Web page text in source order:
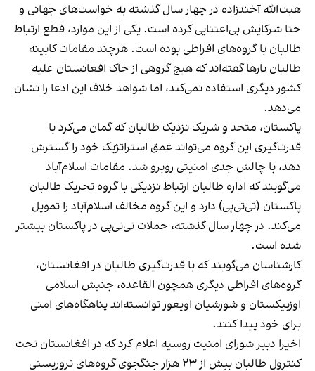
هبت‌الله آخندزاده در چهار سال گذشته به خواست‌های جهانی و
حتا شرکایش بی‌اعتنایی کرده است. یکی از این موارد، قطع ارتباط
طالبان با گروه‌های افراطی بوده است. هرچند مقامات کابینه
طالبان بارها گفته‌اند که هیچ گروهی از خاک افغانستان علیه
کشور دیگری استفاده نمی‌کند، اما شواهد خلاف این ادعا را نشان
می‌دهد.
پاکستان، متحد و شریک نزدیک طالبان که گمان می‌کرد با
قدرت‌گیری این گروه می‌تواند عمق استراتژیک خود را گسترش
دهد، با چالش جدی امنیتی روبرو شد. مقامات اسلام‌آباد
می‌گویند که اداره طالبان ارتباط نزدیکی با گروه تحریک طالبان
پاکستان (تی‌تی‌پی) دارد و این گروه مخالف اسلا‌م‌آباد را تمویل
می‌کند. در چهار سال گذشته، حملات تی‌تی‌پی در پاکستان بیشتر
شده است.
کارشناسان می‌گویند که با قدرت‌گیری طالبان در افغانستان،
گروه‌های افراطی دیگری همچون القاعده، جنبش اسلامی
اوزبیکستان و شورشیان اویغور توانسته‌اند پناهگاه‌های امنی
برای خود پیدا کنند.
اخیرا دبیر شورای امنیت روسیه اعلام کرد که در افغانستان تحت
کنترول طالبان بیش از ۲۳ هزار جنگجوی گروه‌های تروریستی